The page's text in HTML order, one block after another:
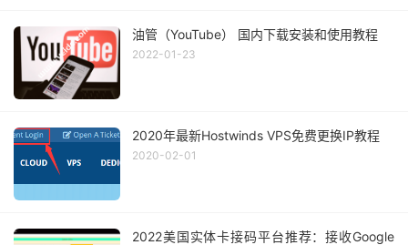
油管（YouTube） 国内下载安装和使用教程
2022-01-23
2020年最新Hostwinds VPS免费更换IP教程
2020-02-01
2022美国实体卡接码平台推荐：接收Google